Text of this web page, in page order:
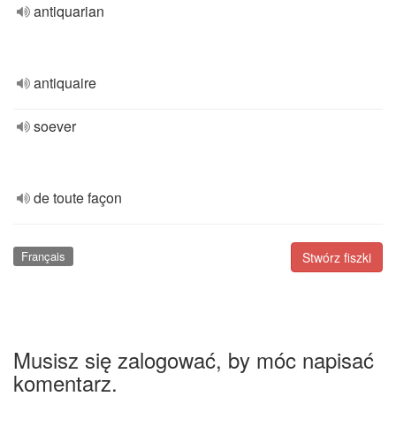
antiquarian
antiquaire
soever
de toute façon
Stwórz fiszki
Français
Musisz się zalogować, by móc napisać
komentarz.